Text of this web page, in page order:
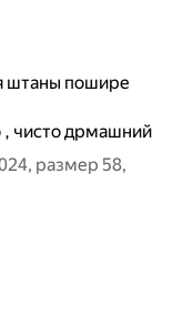
штаны пошире
, чисто дрмашний
размер 58,